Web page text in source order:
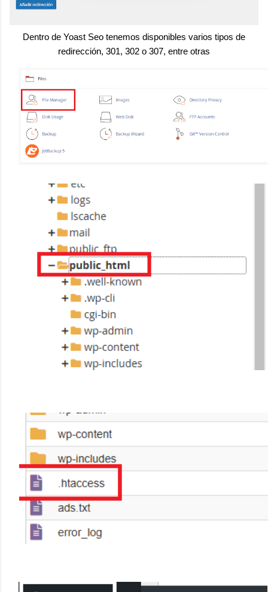
Dentro de Yoast Seo tenemos disponibles varios tipos de
redirección, 301, 302 o 307, entre otras